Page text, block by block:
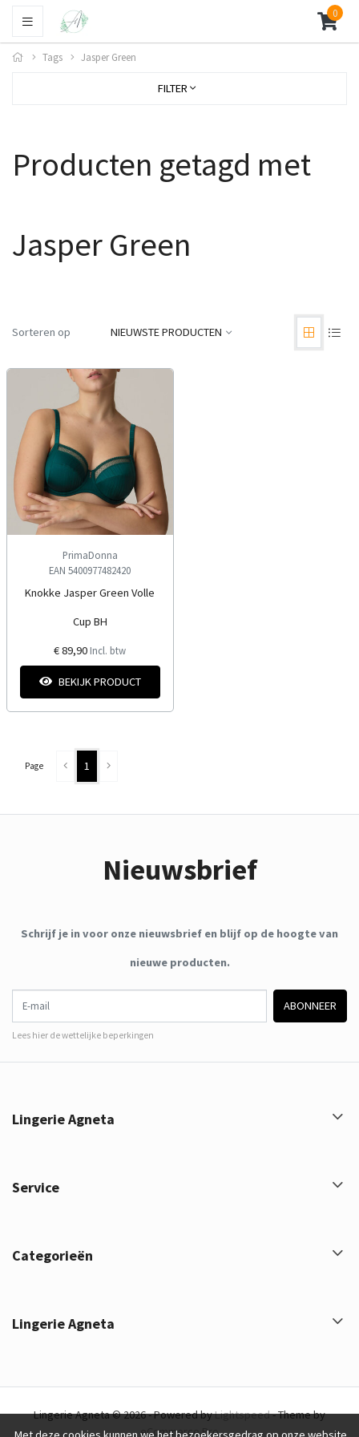
0
Tags Jasper Green
FILTER
Producten getagd met
Jasper Green
Sorteren op NIEUWSTE PRODUCTEN
PrimaDonna
EAN 5400977482420
Knokke Jasper Green Volle
Cup BH
€ 89,90 Incl. btw
BEKIJK PRODUCT
Page 1
Nieuwsbrief
Schrijf je in voor onze nieuwsbrief en blijf op de hoogte van
nieuwe producten.
ABONNEER
Lees hier de wettelijke beperkingen
Lingerie Agneta
Service
Categorieën
Lingerie Agneta
Lingerie Agneta © 2026 - Powered byLightspeed- Theme by
eCommerce Pro